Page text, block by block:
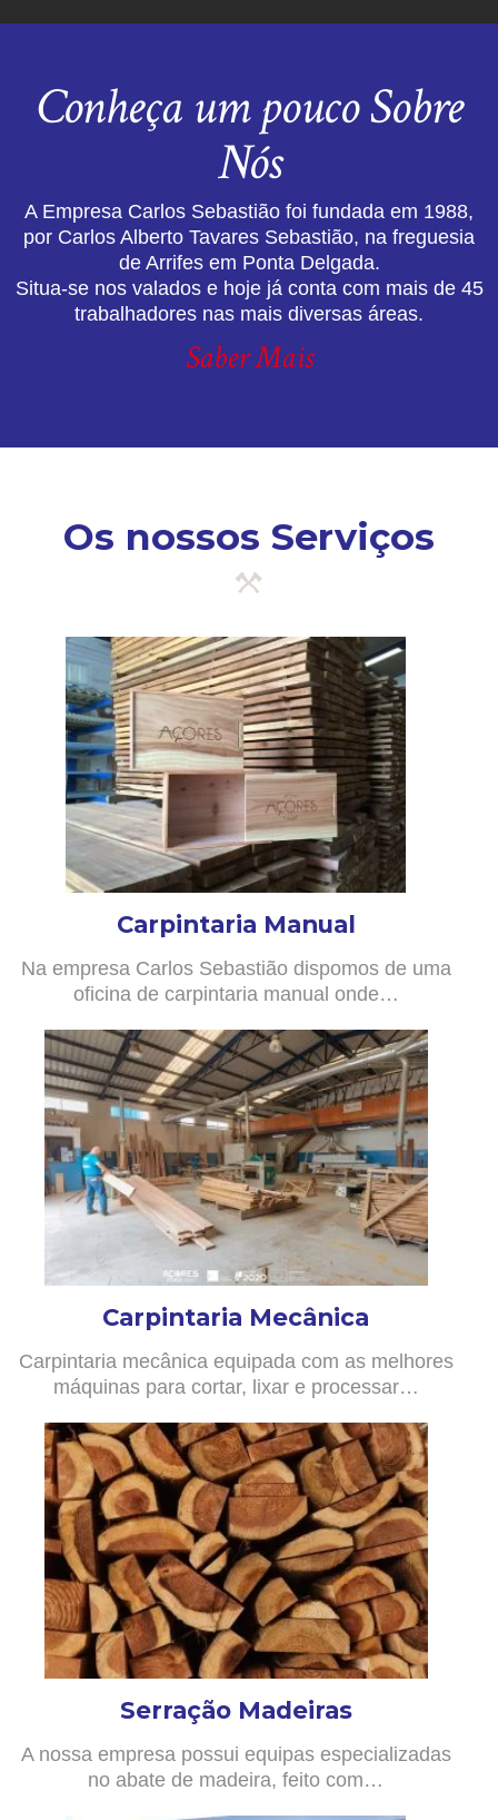
Conheça um pouco Sobre
Nós
A Empresa Carlos Sebastião foi fundada em 1988,
por Carlos Alberto Tavares Sebastião, na freguesia
de Arrifes em Ponta Delgada.
Situa-se nos valados e hoje já conta com mais de 45
trabalhadores nas mais diversas áreas.
Saber Mais
Os nossos Serviços
Carpintaria Manual
Na empresa Carlos Sebastião dispomos de uma
oficina de carpintaria manual onde…
Carpintaria Mecânica
Carpintaria mecânica equipada com as melhores
máquinas para cortar, lixar e processar…
Serração Madeiras
A nossa empresa possui equipas especializadas
no abate de madeira, feito com…